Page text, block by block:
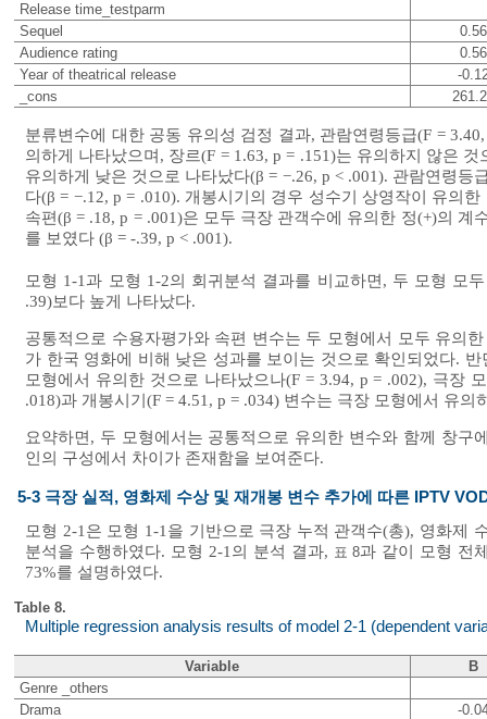
Release time_testparm
Sequel
0.56
Audience rating
0.56
Year of theatrical release
-
_cons
분류변수에 대한 공동 유의성 검정 결과, 관람연령등급(F =
의하게 나타났으며, 장르(F = 1.63, p = .151)는 유의하지 않은
유의하게 낮은 것으로 나타났다(β = −.26, p < .001). 관람연령
다(β = −.12, p = .010). 개봉시기의 경우 성수기 상영작이 유의
속편(β = .18, p = .001)은 모두 극장 관객수에 유의한 정(+)의
를 보였다 (β = -.39, p < .001).
모형 1-1과 모형 1-2의 회귀분석 결과를 비교하면, 두 모형 모
.39)보다 높게 나타났다.
공통적으로 수용자평가와 속편 변수는 두 모형에서 모두 유의
가 한국 영화에 비해 낮은 성과를 보이는 것으로 확인되었다.
모형에서 유의한 것으로 나타났으나(F = 3.94, p = .002), 극장
.018)과 개봉시기(F = 4.51, p = .034) 변수는 극장 모형에서 유
요약하면, 두 모형에서는 공통적으로 유의한 변수와 함께 창
인의 구성에서 차이가 존재함을 보여준다.
5-3 극장 실적, 영화제 수상 및 재개봉 변수 추가에 따른 IPTV
모형 2-1은 모형 1-1을 기반으로 극장 누적 관객수(총), 영화제
분석을 수행하였다. 모형 2-1의 분석 결과, 표 8과 같이 모형 전
73%를 설명하였다.
Table 8.
Multiple regression analysis results of model 2-1 (dependent
Variable
B
Genre _others
Drama
-